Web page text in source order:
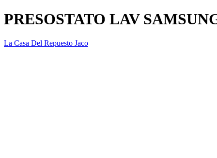
PRESOSTATO LAV
La Casa Del Repuesto Jaco